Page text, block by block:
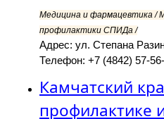
Медицина и фармацевтика /
профилактики СПИДа /
Адрес: ул. Степана
Телефон: +7 (4842) 57-
Камчатский
профилактике